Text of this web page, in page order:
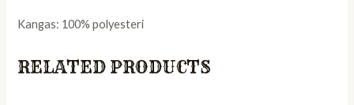
Kangas: 100% polyesteri
RELATED PRODUCTS